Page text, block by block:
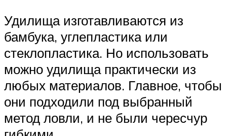
Удилища изготавливаются из
бамбука, углепластика или
стеклопластика. Но использовать
можно удилища практически из
любых материалов. Главное, чтобы
они подходили под выбранный
метод ловли, и не были чересчур